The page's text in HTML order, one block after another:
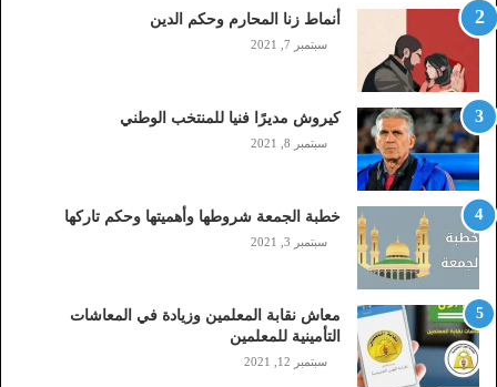
s
,
م
و
ب
ا
ي
ل
ي
ز
ي
ن
)
أنماط زنا المحارم وحكم الدين
سبتمبر 7, 2021
كيروش مديرًا فنيا للمنتخب الوطني
سبتمبر 8, 2021
خطبة الجمعة شروطها وأهميتها وحكم تاركها
سبتمبر 3, 2021
معاش نقابة المعلمين وزيادة في المعاشات
التأمينية للمعلمين
سبتمبر 12, 2021